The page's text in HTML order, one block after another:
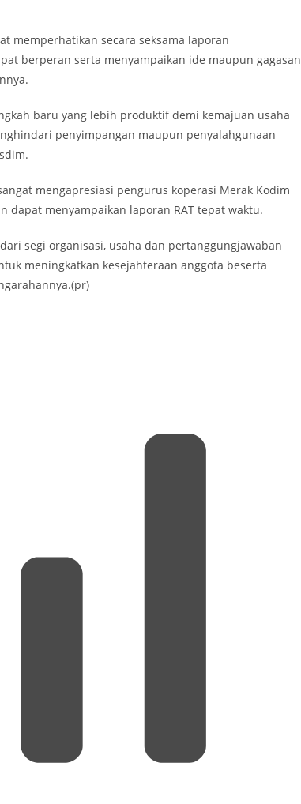
memperhatikan secara seksama laporan
berperan serta menyampaikan ide maupun gagasan
baru yang lebih produktif demi kemajuan usaha
penyimpangan maupun penyalahgunaan
mengapresiasi pengurus koperasi Merak Kodim
dapat menyampaikan laporan RAT tepat waktu.
segi organisasi, usaha dan pertanggungjawaban
meningkatkan kesejahteraan anggota beserta